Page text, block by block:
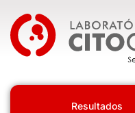
Laboratório
Resultados